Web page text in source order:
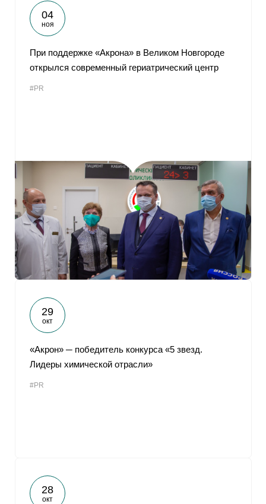
04
ноя
При поддержке «Акрона» в Великом Новгороде
открылся современный гериатрический центр
#PR
29
окт
«Акрон» ─ победитель конкурса «5 звезд.
Лидеры химической отрасли»
#PR
28
окт